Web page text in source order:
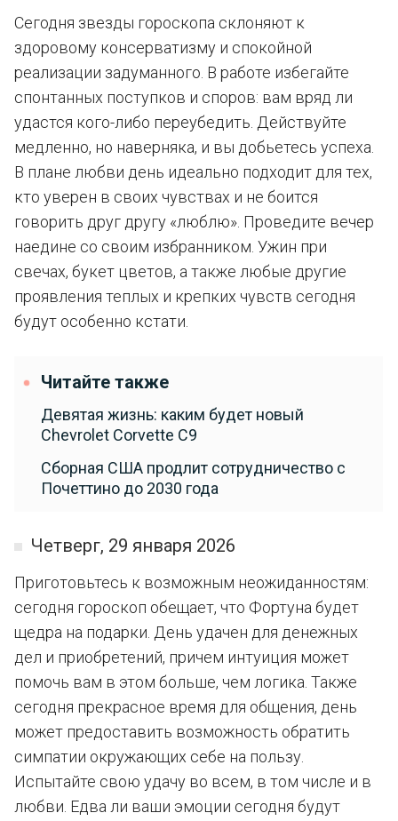
Сегодня звезды гороскопа склоняют к
здоровому консерватизму и спокойной
реализации задуманного. В работе избегайте
спонтанных поступков и споров: вам вряд ли
удастся кого-либо переубедить. Действуйте
медленно, но наверняка, и вы добьетесь успеха.
В плане любви день идеально подходит для тех,
кто уверен в своих чувствах и не боится
говорить друг другу «люблю». Проведите вечер
наедине со своим избранником. Ужин при
свечах, букет цветов, а также любые другие
проявления теплых и крепких чувств сегодня
будут особенно кстати.
Читайте также
Девятая жизнь: каким будет новый
Chevrolet Corvette C9
Сборная США продлит сотрудничество с
Почеттино до 2030 года
Четверг, 29 января 2026
Приготовьтесь к возможным неожиданностям:
сегодня гороскоп обещает, что Фортуна будет
щедра на подарки. День удачен для денежных
дел и приобретений, причем интуиция может
помочь вам в этом больше, чем логика. Также
сегодня прекрасное время для общения, день
может предоставить возможность обратить
симпатии окружающих себе на пользу.
Испытайте свою удачу во всем, в том числе и в
любви. Едва ли ваши эмоции сегодня будут